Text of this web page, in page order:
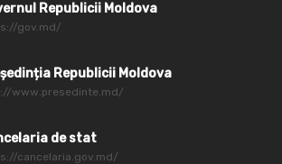
Republicii Moldova
gov.md/
Republicii Moldova
www.presedinte.md/
de stat
cancelaria.gov.md/